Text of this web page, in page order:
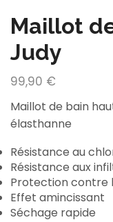
Maillot
Judy
99,90 €
Maillot de bain
élasthanne
Résistance au
Résistance aux
Protection contre
Effet amincissant
Séchage rapide